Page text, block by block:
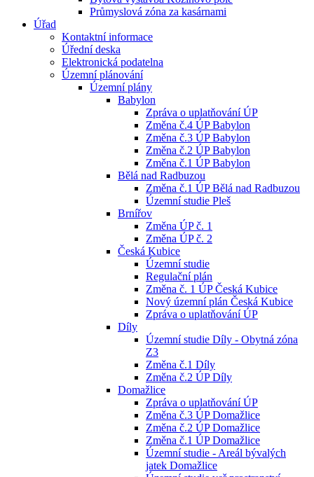
Průmyslová zóna za kasárnami
Úřad
Kontaktní informace
Úřední deska
Elektronická podatelna
Územní plánování
Územní plány
Babylon
Zpráva o uplatňování ÚP
Změna č.4 ÚP Babylon
Změna č.3 ÚP Babylon
Změna č.2 ÚP Babylon
Změna č.1 ÚP Babylon
Bělá nad Radbuzou
Změna č.1 ÚP Bělá nad Radbuzou
Územní studie Pleš
Brnířov
Změna ÚP č. 1
Změna ÚP č. 2
Česká Kubice
Územní studie
Regulační plán
Změna č. 1 ÚP Česká Kubice
Nový územní plán Česká Kubice
Zpráva o uplatňování ÚP
Díly
Územní studie Díly - Obytná zóna
Z3
Změna č.1 Díly
Změna č.2 ÚP Díly
Domažlice
Zpráva o uplatňování ÚP
Změna č.3 ÚP Domažlice
Změna č.2 ÚP Domažlice
Změna č.1 ÚP Domažlice
Územní studie - Areál bývalých
jatek Domažlice